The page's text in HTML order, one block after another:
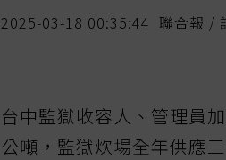
2025-03-18 00:35:44 聯合報 /
台中監獄收容人、管理員
公噸，監獄炊場全年供應